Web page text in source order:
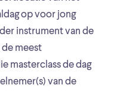
op voor jong
instrument van de
de meest
masterclass de dag
van de